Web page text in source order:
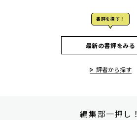
書評を探す！
最新の書評をみる
評者から探す
編集部一押し！